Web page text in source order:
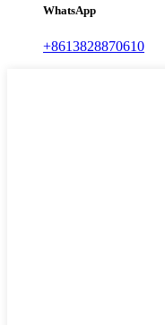
WhatsApp
+8613828870610